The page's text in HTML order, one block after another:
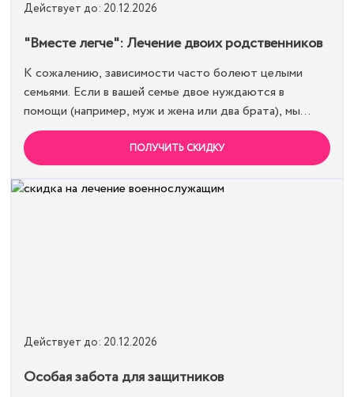
Действует до: 20.12.2026
"Вместе легче": Лечение двоих родственников
К сожалению, зависимости часто болеют целыми
семьями. Если в вашей семье двое нуждаются в
помощи (например, муж и жена или два брата), мы
предлагаем специальную цену на одновременное
лечение. Второй член семьи получает скидку 15%.
Лечиться вместе эффективнее и выгоднее.
ПОЛУЧИТЬ СКИДКУ
Действует до: 20.12.2026
Особая забота для защитников